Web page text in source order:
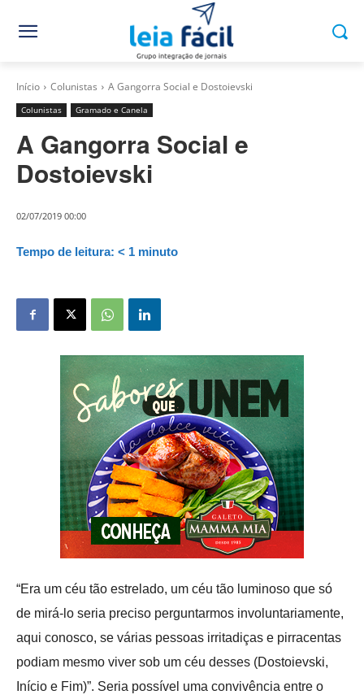
Início Colunistas A Gangorra Social e Dostoievski
Colunistas Gramado e Canela
A Gangorra Social e
Dostoievski
02/07/2019 00:00
Tempo de leitura: < 1 minuto
“Era um céu tão estrelado, um céu tão luminoso que só
de mirá-lo seria preciso perguntarmos involuntariamente,
aqui conosco, se várias pessoas irritadiças e pirracentas
podiam mesmo viver sob um céu desses (Dostoievski,
Início e Fim)”. Seria possível uma convivência entre o